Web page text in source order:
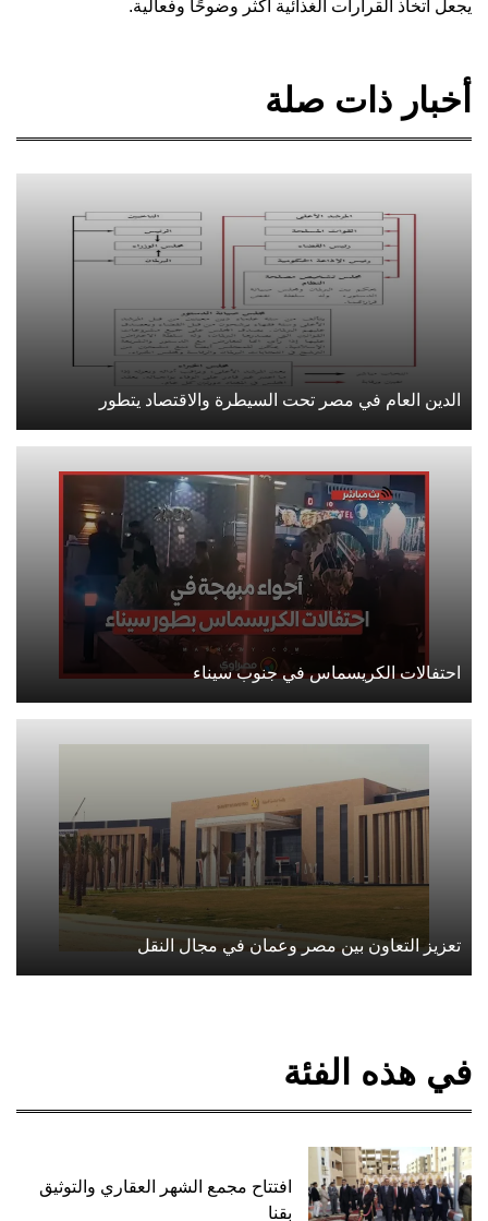
يجعل اتخاذ القرارات الغذائية أكثر وضوحًا وفعالية.
أخبار ذات صلة
الدين العام في مصر تحت السيطرة والاقتصاد يتطور
احتفالات الكريسماس في جنوب سيناء
تعزيز التعاون بين مصر وعمان في مجال النقل
في هذه الفئة
افتتاح مجمع الشهر العقاري والتوثيق
بقنا